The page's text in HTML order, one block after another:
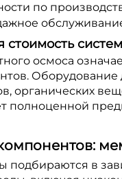
по
осмоса
органических
полноценной
в